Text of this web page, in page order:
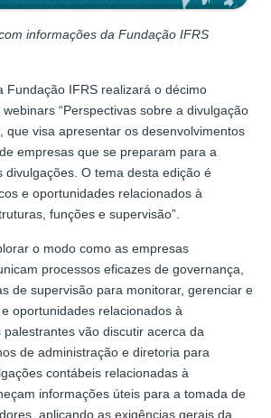
informações da Fundação IFRS
Fundação IFRS realizará o décimo
“Perspectivas sobre a divulgação
que visa apresentar os desenvolvimentos
empresas que se preparam para a
divulgações. O tema desta edição é
e oportunidades relacionados à
funções e supervisão”.
o modo como as empresas
processos eficazes de governança,
de supervisão para monitorar, gerenciar e
oportunidades relacionados à
vão discutir acerca da
de administração e diretoria para
contábeis relacionadas à
informações úteis para a tomada de
aplicando as exigências gerais da